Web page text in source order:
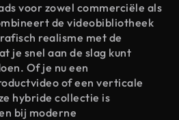
voor zowel commerciële als
de videobibliotheek
realisme met de
je snel aan de slag kunt
Of je nu een
of een verticale
hybride collectie is
bij moderne